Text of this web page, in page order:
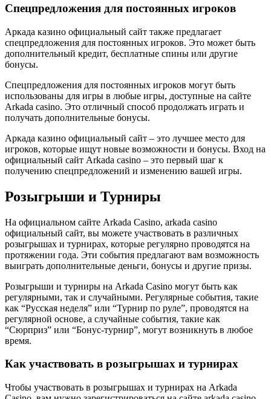
Спецпредложения для постоянных игроков
Аркада казино официальный сайт также предлагает
спецпредложения для постоянных игроков. Это может быть
дополнительный кредит, бесплатные спины или другие
бонусы.
Спецпредложения для постоянных игроков могут быть
использованы для игры в любые игры, доступные на сайте
Arkada casino. Это отличный способ продолжать играть и
получать дополнительные бонусы.
Аркада казино официальный сайт – это лучшее место для
игроков, которые ищут новые возможности и бонусы. Вход на
официальный сайт Arkada casino – это первый шаг к
получению спецпредложений и изменению вашей игры.
Розыгрыши и Турниры
На официальном сайте Arkada Casino, arkada casino
официальный сайт, вы можете участвовать в различных
розыгрышах и турнирах, которые регулярно проводятся на
протяжении года. Эти события предлагают вам возможность
выиграть дополнительные деньги, бонусы и другие призы.
Розыгрыши и турниры на Arkada Casino могут быть как
регулярными, так и случайными. Регулярные события, такие
как “Русская неделя” или “Турнир по руле”, проводятся на
регулярной основе, а случайные события, такие как
“Сюрприз” или “Бонус-турнир”, могут возникнуть в любое
время.
Как участвовать в розыгрышах и турнирах
Чтобы участвовать в розыгрышах и турнирах на Arkada